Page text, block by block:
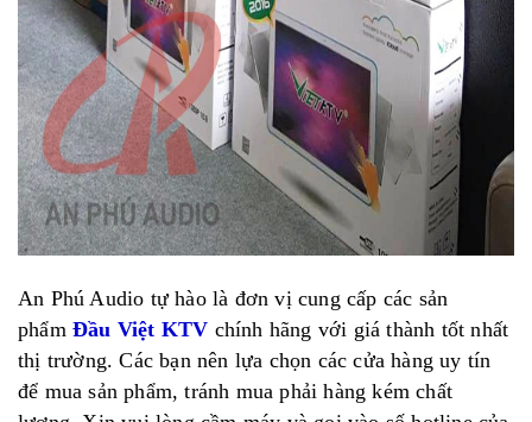
An Phú Audio tự hào là đơn vị cung cấp các sản
phẩm Đầu Việt KTV chính hãng với giá thành tốt nhất
thị trường. Các bạn nên lựa chọn các cửa hàng uy tín
để mua sản phẩm, tránh mua phải hàng kém chất